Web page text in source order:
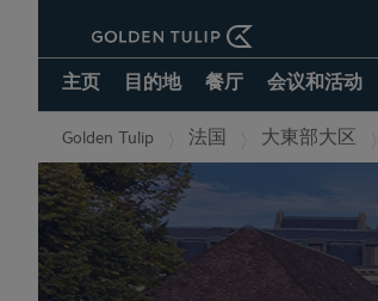
主页 目的地 餐厅 会议和活动
Golden Tulip 法国 大東部大区